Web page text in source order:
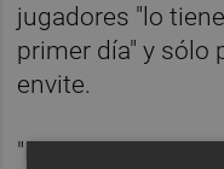
jugadores "lo
primer día" y sólo
envite.
"El domingo por